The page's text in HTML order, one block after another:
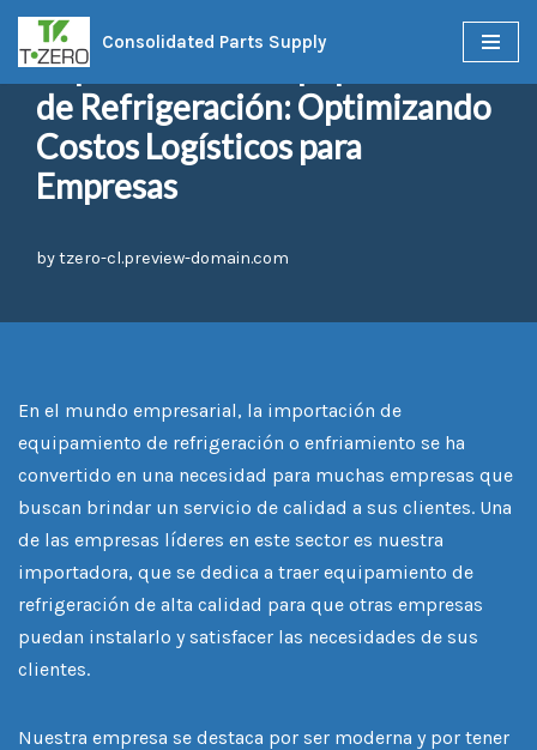
Skip
content
Consolidated Parts Supply
Importación de Equipamiento
de Refrigeración: Optimizando
Costos Logísticos para
Empresas
bytzero-cl.preview-domain.com
En el mundo empresarial, la importación de
equipamiento de refrigeración o enfriamiento se ha
convertido en una necesidad para muchas empresas que
buscan brindar un servicio de calidad a sus clientes. Una
de las empresas líderes en este sector es nuestra
importadora, que se dedica a traer equipamiento de
refrigeración de alta calidad para que otras empresas
puedan instalarlo y satisfacer las necesidades de sus
clientes.
Nuestra empresa se destaca por ser moderna y por tener